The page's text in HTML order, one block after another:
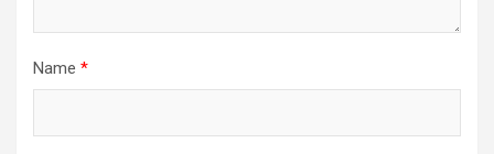
Name *